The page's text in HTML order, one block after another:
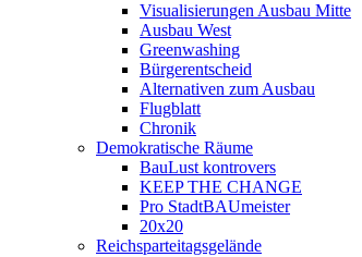
Visualisierungen Ausbau Mitte
Ausbau West
Greenwashing
Bürgerentscheid
Alternativen zum Ausbau
Flugblatt
Chronik
Demokratische Räume
BauLust kontrovers
KEEP THE CHANGE
Pro StadtBAUmeister
20x20
Reichsparteitagsgelände